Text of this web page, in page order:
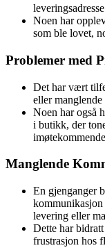
Noen har
som ble lovet,
Problemer med
Det har vært
eller
Noen har også
i butikk, der
Manglende
En gjenganger
levering eller
Dette har
frustrasjon hos